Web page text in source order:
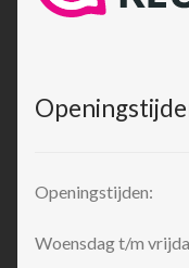
Openingstijden:
Woensdag t/m